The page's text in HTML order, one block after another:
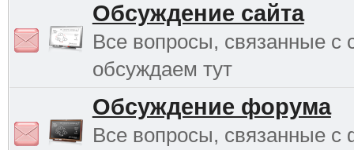
Обсуждение сайта
Все вопросы, связанные с
обсуждаем тут
Обсуждение форума
Все вопросы, связанные